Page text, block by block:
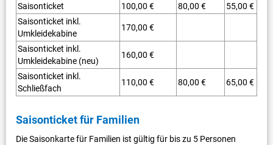
Saisonticket 100,00 € 80,00 €
55,00 €
Saisonticket inkl.
Umkleidekabine
170,00 €
Saisonticket inkl.
Umkleidekabine (neu)
160,00 €
Saisonticket inkl.
Schließfach
110,00 € 80,00 € 65,00 €
Saisonticket für Familien
Die Saisonkarte für Familien ist gültig für bis zu 5 Personen